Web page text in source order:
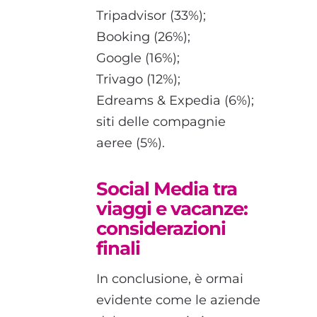
Tripadvisor (33%);
Booking (26%);
Google (16%);
Trivago (12%);
Edreams & Expedia (6%);
siti delle compagnie
aeree (5%).
Social Media tra
viaggi e vacanze:
considerazioni
finali
In conclusione, è ormai
evidente come le aziende